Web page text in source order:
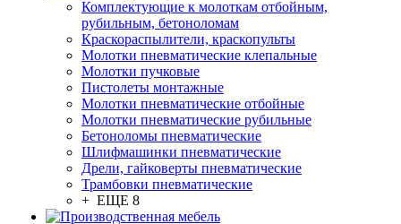
Комплектующие к молоткам отбойным,
рубильным, бетоноломам
Краскораспылители, краскопульты
Молотки пневматические клепальные
Молотки пучковые
Пистолеты монтажные
Молотки пневматические отбойные
Молотки пневматические рубильные
Бетоноломы пневматические
Шлифмашинки пневматические
Дрели, гайковерты пневматические
Трамбовки пневматические
+ ЕЩЕ 8